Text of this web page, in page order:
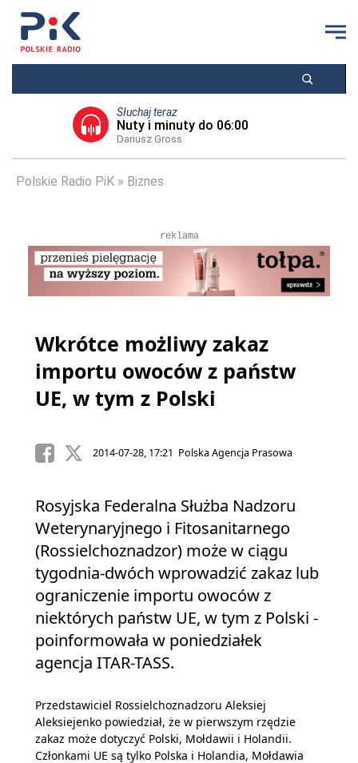
Słuchaj teraz
Nuty i minuty do 06:00
Dariusz Gross
Polskie Radio PiK Biznes
reklama
Wkrótce możliwy zakaz
importu owoców z państw
UE, w tym z Polski
2014-07-28, 17:21 Polska Agencja Prasowa
Rosyjska Federalna Służba Nadzoru
Weterynaryjnego i Fitosanitarnego
(Rossielchoznadzor) może w ciągu
tygodnia-dwóch wprowadzić zakaz lub
ograniczenie importu owoców z
niektórych państw UE, w tym z Polski -
poinformowała w poniedziałek
agencja ITAR-TASS.
Przedstawiciel Rossielchoznadzoru Aleksiej
Aleksiejenko powiedział, że w pierwszym rzędzie
zakaz może dotyczyć Polski, Mołdawii i Holandii.
Członkami UE są tylko Polska i Holandia, Mołdawia